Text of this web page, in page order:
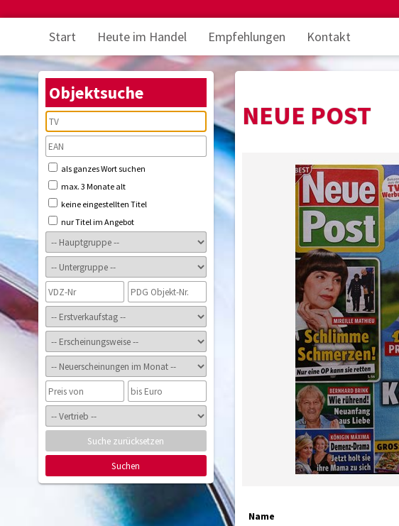
Start Heute im Handel Empfehlungen Kontakt
Objektsuche
als ganzes Wort suchen
max. 3 Monate alt
keine eingestellten Titel
nur Titel im Angebot
Suche zurücksetzen
Suchen
NEUE POST
Name